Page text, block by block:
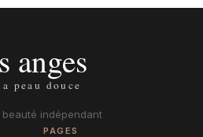
beauté indépendant
PAGES